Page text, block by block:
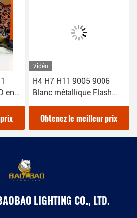
en
Vidéo
H4 H7 H11 9005 9006
Blanc métallique Flash
luminaires lumineux
phares LED Parties
automobiles
Obtenez le meilleur prix
LIGHTING CO., LTD.